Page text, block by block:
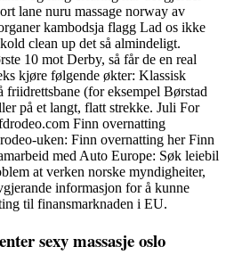
lane nuru massage norway av
Lad os ikke
clean up det så almindeligt.
10 mot Derby, så får de en real
kjøre følgende økter: Klassisk
friidrettsbane (for eksempel Børstad
på et langt, flatt strekke. Juli For
Finn overnatting
uken: Finn overnatting her Finn
med Auto Europe: Søk leiebil
at verken norske myndigheiter,
informasjon for å kunne
til finansmarknaden i EU.
sexy massasje oslo